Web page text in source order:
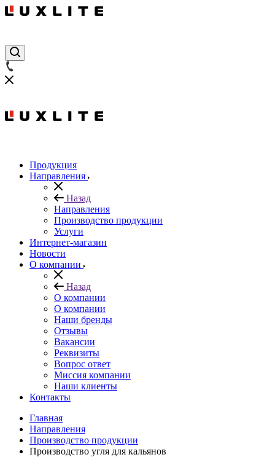
Продукция
Направления
Назад
Направления
Производство продукции
Услуги
Интернет-магазин
Новости
О компании
Назад
О компании
О компании
Наши бренды
Отзывы
Вакансии
Реквизиты
Вопрос ответ
Миссия компании
Наши клиенты
Контакты
Главная
Направления
Производство продукции
Производство угля для кальянов